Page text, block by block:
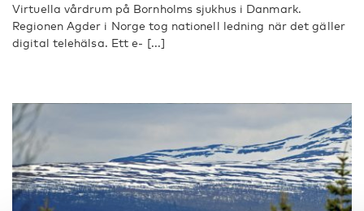
Virtuella vårdrum på Bornholms sjukhus i Danmark.
Regionen Agder i Norge tog nationell ledning när det gäller
digital telehälsa. Ett e- [...]